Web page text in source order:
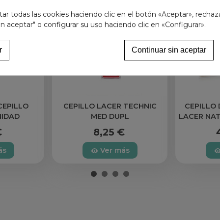
CEPILLO LACER TECHNIC
MED DUPL
8,25 €
Ver más
CEPILLO
LACER
todas las cookies haciendo clic en el botón «Aceptar»,
aceptar" o configurar su uso haciendo clic en «Configurar».
Continuar sin aceptar